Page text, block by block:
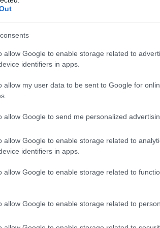
allow Google to enable storage related to
identifiers in apps.
allow my user data to be sent to Google for
allow Google to send me personalized
allow Google to enable storage related to
identifiers in apps.
allow Google to enable storage related to
allow Google to enable storage related to
tartalomnak minősülnek, értük a
esetén forduljon a blog szerkesztőjéhez. Részletek a
tájékoztatóban.
mutatták be valami operáját Berlinben,
siker volt. Az ő megrendelésükre
a legutóbbi bérletes koncertjén, amit a
miatt kihagytam. :-(